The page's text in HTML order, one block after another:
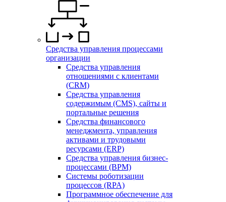
Средства управления процессами
организации
Средства управления
отношениями с клиентами
(CRM)
Средства управления
содержимым (CMS), сайты и
портальные решения
Средства финансового
менеджмента, управления
активами и трудовыми
ресурсами (ERP)
Средства управления бизнес-
процессами (BPM)
Системы роботизации
процессов (RPA)
Программное обеспечение для